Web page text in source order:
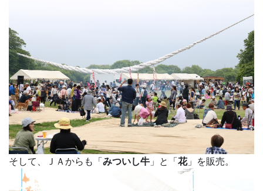
そして、ＪＡからも「みついし牛 」と「花」を販売。